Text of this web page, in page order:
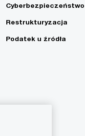
Cyberbezpieczeństwo
Restrukturyzacja
Podatek u źródła